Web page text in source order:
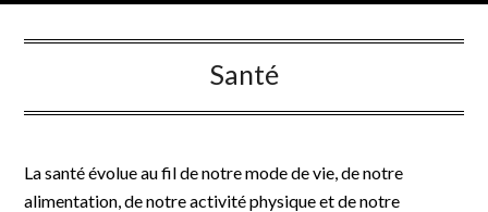
Santé
La santé évolue au fil de notre mode de vie, de notre
alimentation, de notre activité physique et de notre